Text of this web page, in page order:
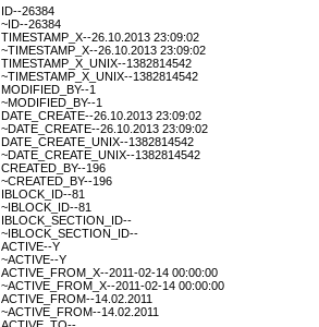
ID--26384
~ID--26384
TIMESTAMP_X--26.10.2013 23:09:02
~TIMESTAMP_X--26.10.2013 23:09:02
TIMESTAMP_X_UNIX--1382814542
~TIMESTAMP_X_UNIX--1382814542
MODIFIED_BY--1
~MODIFIED_BY--1
DATE_CREATE--26.10.2013 23:09:02
~DATE_CREATE--26.10.2013 23:09:02
DATE_CREATE_UNIX--1382814542
~DATE_CREATE_UNIX--1382814542
CREATED_BY--196
~CREATED_BY--196
IBLOCK_ID--81
~IBLOCK_ID--81
IBLOCK_SECTION_ID--
~IBLOCK_SECTION_ID--
ACTIVE--Y
~ACTIVE--Y
ACTIVE_FROM_X--2011-02-14 00:00:00
~ACTIVE_FROM_X--2011-02-14 00:00:00
ACTIVE_FROM--14.02.2011
~ACTIVE_FROM--14.02.2011